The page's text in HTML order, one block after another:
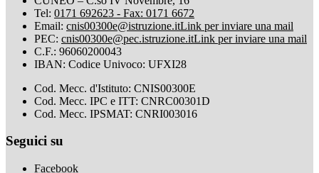
Tel: 0171 692623 - Fax: 0171 6672
Email: cnis00300e@istruzione.itLink per inviare una mail
PEC: cnis00300e@pec.istruzione.itLink per inviare una mail
C.F.: 96060200043
IBAN: Codice Univoco: UFXI28
Cod. Mecc. d'Istituto: CNIS00300E
Cod. Mecc. IPC e ITT: CNRC00301D
Cod. Mecc. IPSMAT: CNRI003016
Seguici su
Facebook